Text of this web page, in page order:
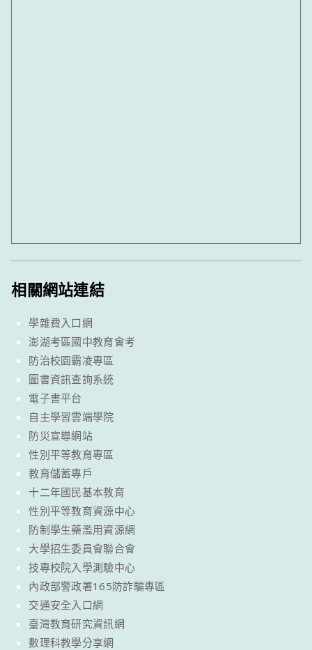
相關網站連結
學雜費入口網
澎湖考區國中教育會考
防治校園霸凌專區
圖書資訊查詢系統
電子書平台
自主學習雲端學院
防災宣導網站
性別平等教育專區
教育儲蓄專戶
十二年國民基本教育
性別平等教育資源中心
防制學生藥濫用資源網
大學招生委員會聯合會
技專校院入學測驗中心
內政部警政署165防詐騙專區
交通安全入口網
臺灣教育研究資訊網
數理科教學分享網